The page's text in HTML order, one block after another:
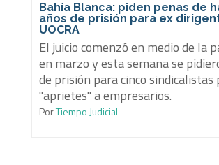
Bahía Blanca: piden penas de
años de prisión para ex
UOCRA
El juicio comenzó en medio de la
en marzo y esta semana se
de prisión para cinco sindicalistas
"aprietes" a empresarios.
PorTiempo Judicial